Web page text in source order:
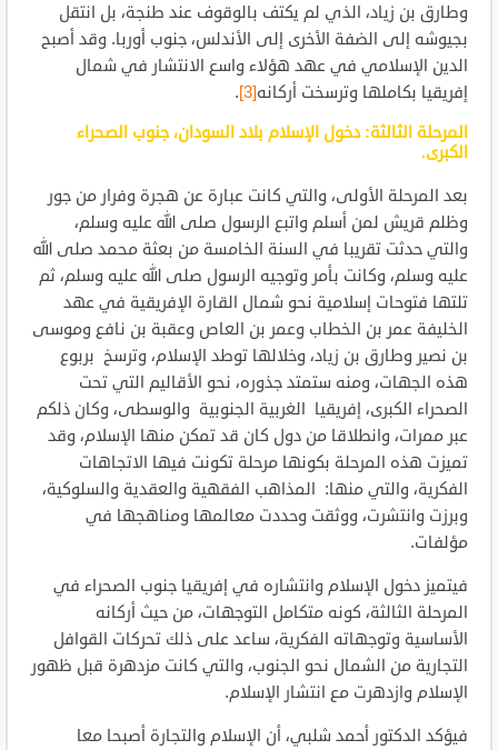
وطارق بن زياد، الذي لم يكتف بالوقوف عند طنجة، بل انتقل
بجيوشه إلى الضفة الأخرى إلى الأندلس، جنوب أوربا. وقد أصبح
الدين الإسلامي في عهد هؤلاء واسع الانتشار في شمال
إفريقيا بكاملها وترسخت أركانه[3]
.
المرحلة الثالثة: دخول الإسلام بلاد السودان، جنوب الصحراء
الكبرى.
بعد المرحلة الأولى، والتي كانت عبارة عن هجرة وفرار من جور
وظلم قريش لمن أسلم واتبع الرسول صلى الله عليه وسلم،
والتي حدثت تقريبا في السنة الخامسة من بعثة محمد صلى الله
عليه وسلم، وكانت بأمر وتوجيه الرسول صلى الله عليه وسلم، ثم
تلتها فتوحات إسلامية نحو شمال القارة الإفريقية في عهد
الخليفة عمر بن الخطاب وعمر بن العاص وعقبة بن نافع وموسى
بن نصير وطارق بن زياد، وخلالها توطد الإسلام، وترسخ بربوع
هذه الجهات، ومنه ستمتد جذوره، نحو الأقاليم التي تحت
الصحراء الكبرى، إفريقيا الغربية الجنوبية والوسطى، وكان ذلكم
عبر ممرات، وانطلاقا من دول كان قد تمكن منها الإسلام، وقد
تميزت هذه المرحلة بكونها مرحلة تكونت فيها الاتجاهات
الفكرية، والتي منها: المذاهب الفقهية والعقدية والسلوكية،
وبرزت وانتشرت، ووثقت وحددت معالمها ومناهجها في
مؤلفات.
فيتميز دخول الإسلام وانتشاره في إفريقيا جنوب الصحراء في
المرحلة الثالثة، كونه متكامل التوجهات، من حيث أركانه
الأساسية وتوجهاته الفكرية، ساعد على ذلك تحركات القوافل
التجارية من الشمال نحو الجنوب، والتي كانت مزدهرة قبل ظهور
الإسلام وازدهرت مع انتشار الإسلام.
فيؤكد الدكتور أحمد شلبي، أن الإسلام والتجارة أصبحا معا